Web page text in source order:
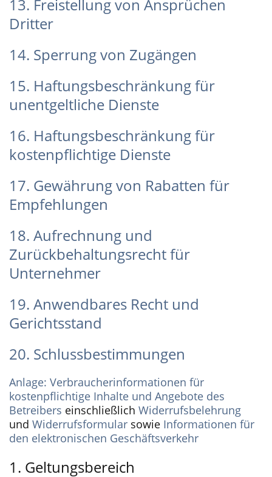
13. Freistellung von Ansprüchen
Dritter
14. Sperrung von Zugängen
15. Haftungsbeschränkung für
unentgeltliche Dienste
16. Haftungsbeschränkung für
kostenpflichtige Dienste
17. Gewährung von Rabatten für
Empfehlungen
18. Aufrechnung und
Zurückbehaltungsrecht für
Unternehmer
19. Anwendbares Recht und
Gerichtsstand
20. Schlussbestimmungen
Anlage: Verbraucherinformationen für
kostenpflichtige Inhalte und Angebote des
Betreibers einschließlich Widerrufsbelehrung
und Widerrufsformular sowie Informationen für
den elektronischen Geschäftsverkehr
1. Geltungsbereich